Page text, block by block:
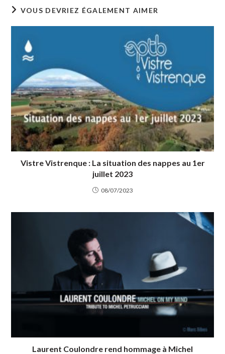
VOUS DEVRIEZ ÉGALEMENT AIMER
Vistre Vistrenque : La situation des nappes au 1er
juillet 2023
08/07/2023
Laurent Coulondre rend hommage à Michel